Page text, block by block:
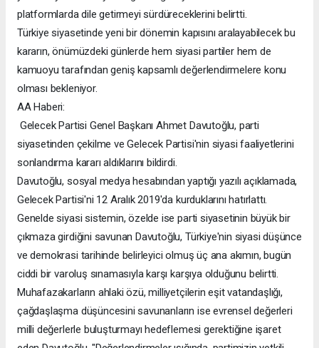
platformlarda dile getirmeyi sürdüreceklerini belirtti.
Türkiye siyasetinde yeni bir dönemin kapısını aralayabilecek bu
kararın, önümüzdeki günlerde hem siyasi partiler hem de
kamuoyu tarafından geniş kapsamlı değerlendirmelere konu
olması bekleniyor.
AA Haberi:
Gelecek Partisi Genel Başkanı Ahmet Davutoğlu, parti
siyasetinden çekilme ve Gelecek Partisi'nin siyasi faaliyetlerini
sonlandırma kararı aldıklarını bildirdi.
Davutoğlu, sosyal medya hesabından yaptığı yazılı açıklamada,
Gelecek Partisi'ni 12 Aralık 2019'da kurduklarını hatırlattı.
Genelde siyasi sistemin, özelde ise parti siyasetinin büyük bir
çıkmaza girdiğini savunan Davutoğlu, Türkiye'nin siyasi düşünce
ve demokrasi tarihinde belirleyici olmuş üç ana akımın, bugün
ciddi bir varoluş sınamasıyla karşı karşıya olduğunu belirtti.
Muhafazakarların ahlaki özü, milliyetçilerin eşit vatandaşlığı,
çağdaşlaşma düşüncesini savunanların ise evrensel değerleri
milli değerlerle buluşturmayı hedeflemesi gerektiğine işaret